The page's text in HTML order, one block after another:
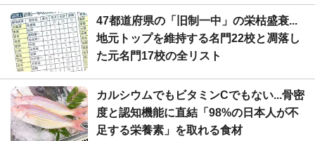
47都道府県の「旧制一中」の栄枯盛衰...
地元トップを維持する名門22校と凋落し
た元名門17校の全リスト
カルシウムでもビタミンCでもない...骨密
度と認知機能に直結「98%の日本人が不
足する栄養素」を取れる食材